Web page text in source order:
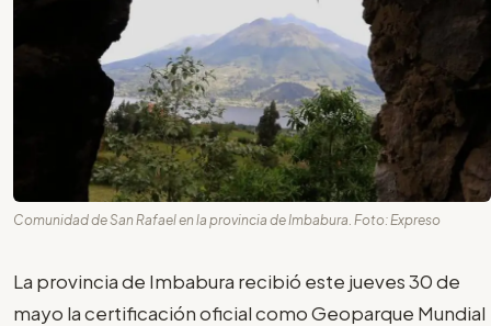
Comunidad de San Rafael en la provincia de Imbabura. Foto: Expreso
La provincia de Imbabura recibió este jueves 30 de
mayo la certificación oficial como Geoparque Mundial